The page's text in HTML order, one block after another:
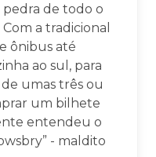
de todo o
a tradicional
ônibus até
ao sul, para
umas três ou
um bilhete
entendeu o
- maldito